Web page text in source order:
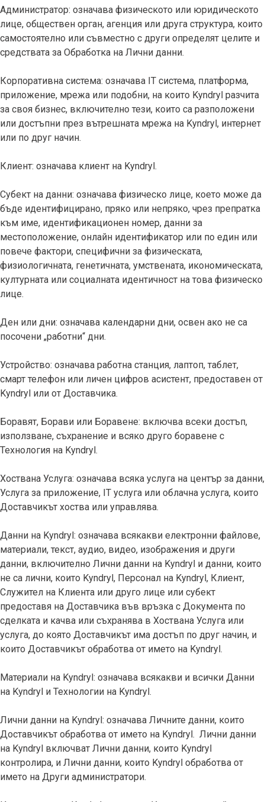
Администратор: означава физическото или юридическото
лице, обществен орган, агенция или друга структура, които
самостоятелно или съвместно с други определят целите и
средствата за Обработка на Лични данни.
Корпоративна система: означава IT система, платформа,
приложение, мрежа или подобни, на които Kyndryl разчита
за своя бизнес, включително тези, които са разположени
или достъпни през вътрешната мрежа на Kyndryl, интернет
или по друг начин.
Клиент: означава клиент на Kyndryl.
Субект на данни: означава физическо лице, което може да
бъде идентифицирано, пряко или непряко, чрез препратка
към име, идентификационен номер, данни за
местоположение, онлайн идентификатор или по един или
повече фактори, специфични за физическата,
физиологичната, генетичната, умствената, икономическата,
културната или социалната идентичност на това физическо
лице.
Ден или дни: означава календарни дни, освен ако не са
посочени „работни“ дни.
Устройство: означава работна станция, лаптоп, таблет,
смарт телефон или личен цифров асистент, предоставен от
Kyndryl или от Доставчика.
Боравят, Борави или Боравене: включва всеки достъп,
използване, съхранение и всяко друго боравене с
Технология на Kyndryl.
Хоствана Услуга: означава всяка услуга на център за данни,
Услуга за приложение, IT услуга или облачна услуга, които
Доставчикът хоства или управлява.
Данни на Kyndryl: означава всякакви електронни файлове,
материали, текст, аудио, видео, изображения и други
данни, включително Лични данни на Kyndryl и данни, които
не са лични, които Kyndryl, Персонал на Kyndryl, Клиент,
Служител на Клиента или друго лице или субект
предоставя на Доставчика във връзка с Документа по
сделката и качва или съхранява в Хоствана Услуга или
услуга, до която Доставчикът има достъп по друг начин, и
които Доставчикът обработва от името на Kyndryl.
Материали на Kyndryl: означава всякакви и всички Данни
на Kyndryl и Технологии на Kyndryl.
Лични данни на Kyndryl: означава Личните данни, които
Доставчикът обработва от името на Kyndryl. Лични данни
на Kyndryl включват Лични данни, които Kyndryl
контролира, и Лични данни, които Kyndryl обработва от
името на Други администратори.